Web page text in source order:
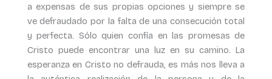
a expensas de sus propias opciones y siempre se
ve defraudado por la falta de una consecución total
y perfecta. Sólo quien confía en las promesas de
Cristo puede encontrar una luz en su camino. La
esperanza en Cristo no defrauda, es más nos lleva a